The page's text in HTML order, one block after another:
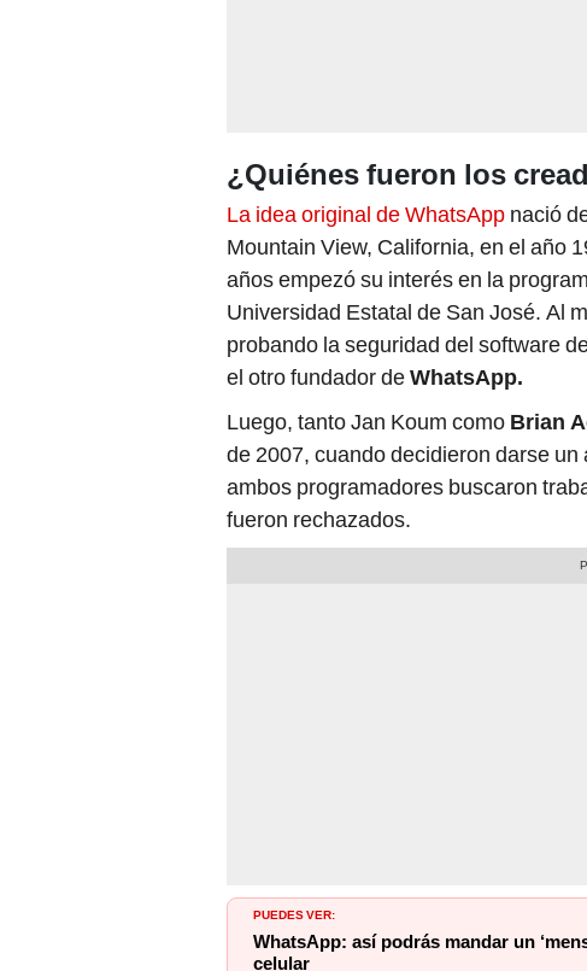
¿Quiénes fueron los
La idea original de WhatsApp nació
Mountain View, California, en el año
años empezó su interés en la
Universidad Estatal de San José. Al
probando la seguridad del software
el otro fundador deWhatsApp.
Luego, tanto Jan Koum como Brian
de 2007, cuando decidieron darse un
ambos programadores buscaron
fueron rechazados.
PUEDES VER:
WhatsApp: así podrás mandar un
celular